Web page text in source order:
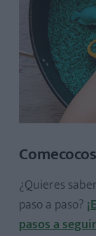
¿Quieres
paso a paso?
pasos a